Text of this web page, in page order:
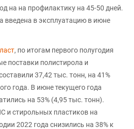
на на профилактику на 45-50 дней.
введена в эксплуатацию в июне
, по итогам первого полугодия
поставки полистирола и
37,42 тыс. тонн, на 41%
года. В июне текущего года
на 53% (4,95 тыс. тонн).
и стирольных пластиков на
2022 года снизились на 38% к